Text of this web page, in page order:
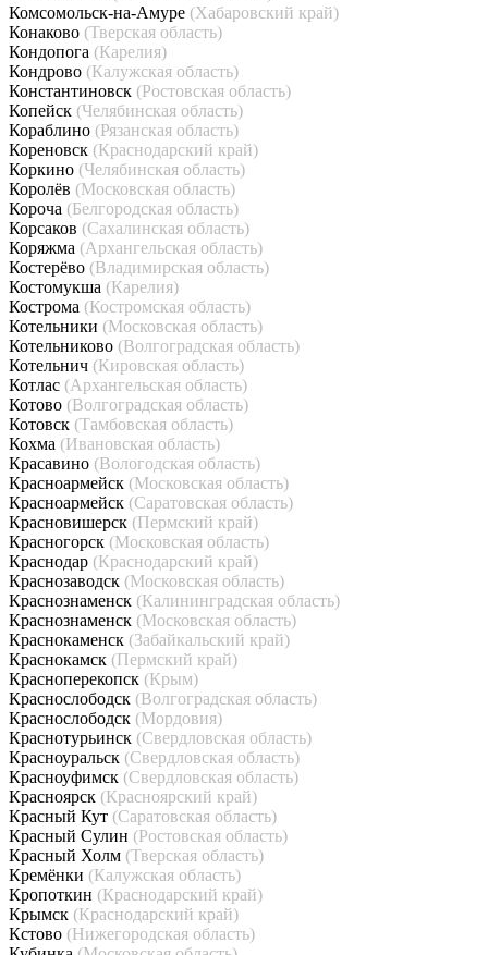
Комсомольск-на-Амуре (Хабаровский край)
Конаково (Тверская область)
Кондопога (Карелия)
Кондрово (Калужская область)
Константиновск (Ростовская область)
Копейск (Челябинская область)
Кораблино (Рязанская область)
Кореновск (Краснодарский край)
Коркино (Челябинская область)
Королёв (Московская область)
Короча (Белгородская область)
Корсаков (Сахалинская область)
Коряжма (Архангельская область)
Костерёво (Владимирская область)
Костомукша (Карелия)
Кострома (Костромская область)
Котельники (Московская область)
Котельниково (Волгоградская область)
Котельнич (Кировская область)
Котлас (Архангельская область)
Котово (Волгоградская область)
Котовск (Тамбовская область)
Кохма (Ивановская область)
Красавино (Вологодская область)
Красноармейск (Московская область)
Красноармейск (Саратовская область)
Красновишерск (Пермский край)
Красногорск (Московская область)
Краснодар (Краснодарский край)
Краснозаводск (Московская область)
Краснознаменск (Калининградская область)
Краснознаменск (Московская область)
Краснокаменск (Забайкальский край)
Краснокамск (Пермский край)
Красноперекопск (Крым)
Краснослободск (Волгоградская область)
Краснослободск (Мордовия)
Краснотурьинск (Свердловская область)
Красноуральск (Свердловская область)
Красноуфимск (Свердловская область)
Красноярск (Красноярский край)
Красный Кут (Саратовская область)
Красный Сулин (Ростовская область)
Красный Холм (Тверская область)
Кремёнки (Калужская область)
Кропоткин (Краснодарский край)
Крымск (Краснодарский край)
Кстово (Нижегородская область)